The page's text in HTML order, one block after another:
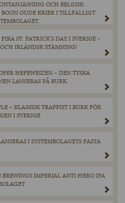
OCH BELGISK
OUDE KRIEK I TILLFÄLLIGT
ST. PATRICK’S DAY I SVERIGE –
IRLÄNDSK STÄMNING!
HEFEWEIZEN – DEN TYSKA
LANSERAS PÅ BURK.
– KLASSISK TRAPPIST I BURK FÖR
I SVERIGE
I SYSTEMBOLAGETS FASTA
BREWINGS IMPERIAL ANTI-HERO IPA